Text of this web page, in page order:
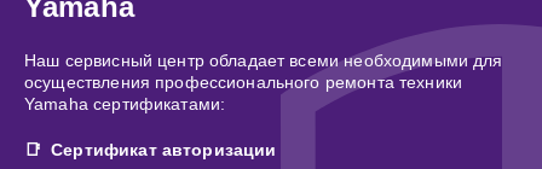
Наш сервисный центр обладает всеми необходимыми для
осуществления профессионального ремонта техники
Yamaha сертификатами:
Сертификат авторизации